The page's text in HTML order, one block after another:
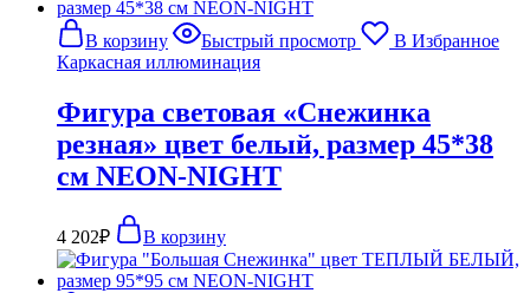
В корзину Быстрый просмотр
В Избранное
Каркасная иллюминация
Фигура световая «Снежинка
резная» цвет белый, размер 45*38
см NEON-NIGHT
4 202₽ В корзину